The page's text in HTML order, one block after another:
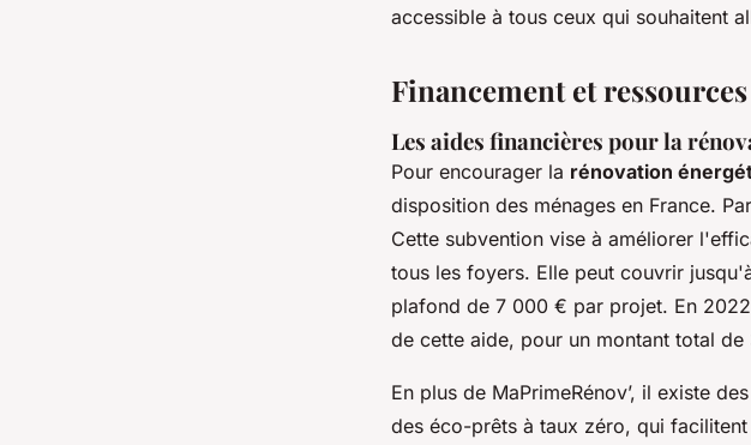
accessible à tous ceux qui souhaitent
Financement et
Les aides financières pour la
Pour encourager la rénovation
disposition des ménages en France.
Cette subvention vise à améliorer
tous les foyers. Elle peut couvrir
plafond de 7 000 € par projet. En
de cette aide, pour un montant total
En plus de MaPrimeRénov’, il existe
des éco-prêts à taux zéro, qui